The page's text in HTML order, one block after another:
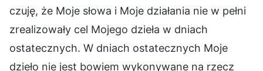
czuję, że Moje słowa i Moje działania nie w pełni
zrealizowały cel Mojego dzieła w dniach
ostatecznych. W dniach ostatecznych Moje
dzieło nie jest bowiem wykonywane na rzecz